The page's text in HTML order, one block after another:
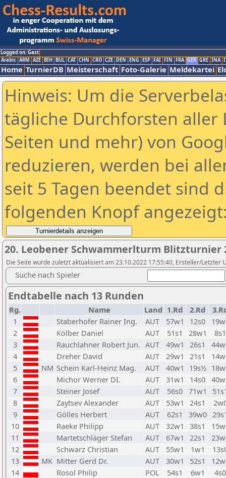
Logged on: Gast
Arabic ARM AZE BIH BUL CAT CHN CRO CZE DEN ENG ESP FAI FIN FRA GER GRE INA
Home TurnierDB Meisterschaft Foto-Galerie Meldekartei
Hinweis: Um die
tägliche Durchforsten aller
Seiten und mehr) von
reduzieren, werden bei
seit 5 Tagen beendet sind
folgenden Knopf
20. Leobener Schwammerlturm Blitzturnier
Die Seite wurde zuletzt aktualisiert am 23.10.2022 17:55:40, Ersteller/Letzter
Suche nach Spieler
Endtabelle nach 13 Runden
Rg. Name Land 1.Rd 2.Rd
1
Staberhofer Rainer Ing. AUT 57w1 12s0
2
Kölber Daniel AUT 51s1 28w1
8s1
3
Rauchlahner Robert Jun. AUT 49w1 26s1
4
Dreher David AUT 29w1 21s1
5
NM Schein Karl-Heinz Mag. AUT 40w1 19s½
6
Michor Werner DI. AUT 31w1 14s0
7
Steiner Josef AUT 56s0 71w1
8
Zaytsev Alexander AUT 53w1 24s1
9
Gölles Herbert AUT 62s1 39w0
10
Raeke Philipp AUT 32w1 38s1
11
Martetschläger Stefan AUT 67w1 22s1
12
Schwarz Christian AUT 55w1 1w1
13
MK Mitter Gerd Dr. AUT 30w1 52s1
14
Rosol Philip POL 54s1 6w1
4s0